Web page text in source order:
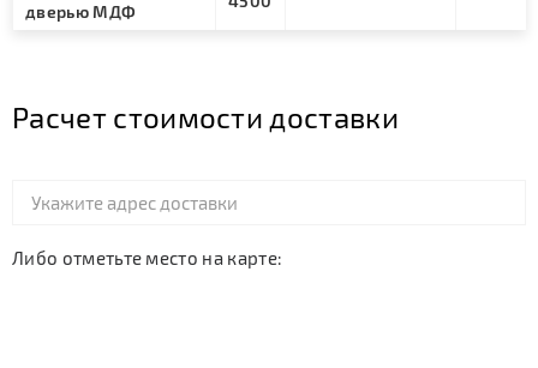
дверью МДФ
Расчет стоимости доставки
Либо отметьте место на карте: